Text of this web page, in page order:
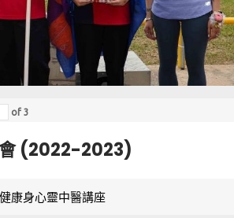
of 3
(2022-2023)
康身心靈中醫講座